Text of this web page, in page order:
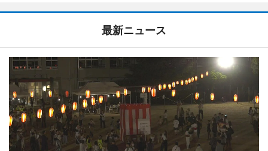
最新ニュース